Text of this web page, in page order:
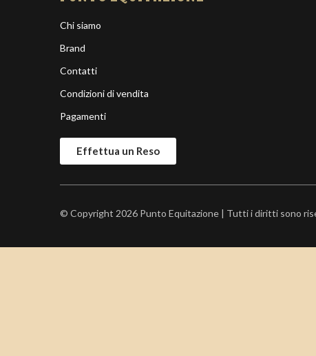
Chi siamo
Brand
Contatti
Condizioni di vendita
Pagamenti
Effettua un Reso
© Copyright 2026 Punto Equitazione | Tutti i diritti sono